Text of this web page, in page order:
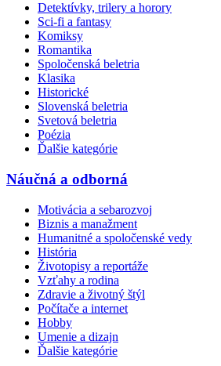
Detektívky, trilery a horory
Sci-fi a fantasy
Komiksy
Romantika
Spoločenská beletria
Klasika
Historické
Slovenská beletria
Svetová beletria
Poézia
Ďalšie kategórie
Náučná a odborná
Motivácia a sebarozvoj
Biznis a manažment
Humanitné a spoločenské vedy
História
Životopisy a reportáže
Vzťahy a rodina
Zdravie a životný štýl
Počítače a internet
Hobby
Umenie a dizajn
Ďalšie kategórie